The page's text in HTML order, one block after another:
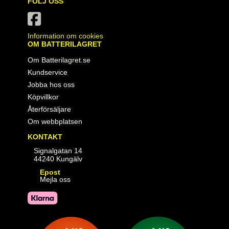
Information om cookies
OM BATTERILAGRET
Om Batterilagret.se
Kundservice
Jobba hos oss
Köpvillkor
Återförsäljare
Om webbplatsen
KONTAKT
Signalgatan 14
44240 Kungälv
Epost
Mejla oss